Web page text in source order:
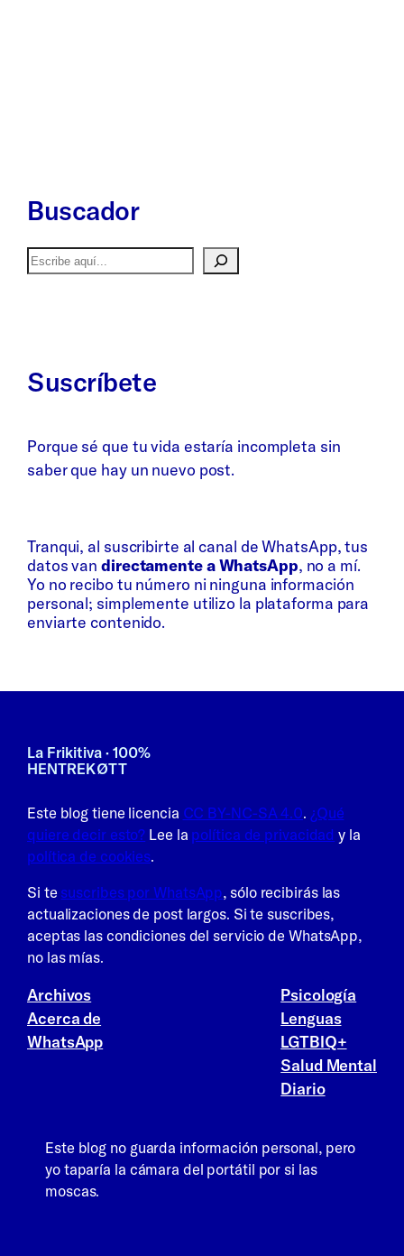
Buscador
Buscar
Suscríbete
Porque sé que tu vida estaría incompleta sin
saber que hay un nuevo post.
Tranqui, al suscribirte al canal de WhatsApp, tus
datos vandirectamente a WhatsApp, no a mí.
Yo no recibo tu número ni ninguna información
personal; simplemente utilizo la plataforma para
enviarte contenido.
La Frikitiva · 100%
HENTREKØTT
Este blog tiene licencia CC BY-NC-SA 4.0. ¿Qué
quiere decir esto? Lee la política de privacidad y la
política de cookies.
Si te suscribes por WhatsApp, sólo recibirás las
actualizaciones de post largos. Si te suscribes,
aceptas las condiciones del servicio de WhatsApp,
no las mías.
Archivos
Acerca de
WhatsApp
Psicología
Lenguas
LGTBIQ+
Salud Mental
Diario
Este blog no guarda información personal, pero
yo taparía la cámara del portátil por si las
moscas.